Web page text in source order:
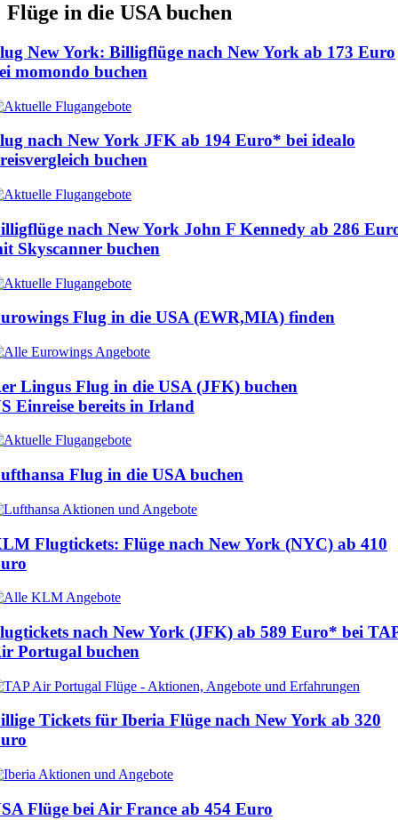
Flüge in die USA buchen
New York: Billigflüge nach New York ab 173 Euro
momondo buchen
nach New York JFK ab 194 Euro* bei idealo
buchen
nach New York John F Kennedy ab 286
Skyscanner buchen
Flug in die USA (EWR,MIA) finden
Lingus Flug in die USA (JFK) buchen
Einreise bereits in Irland
Flug in die USA buchen
Flugtickets: Flüge nach New York (NYC) ab 410
nach New York (JFK) ab 589 Euro* bei
Portugal buchen
Tickets für Iberia Flüge nach New York ab 320
Flüge bei Air France ab 454 Euro